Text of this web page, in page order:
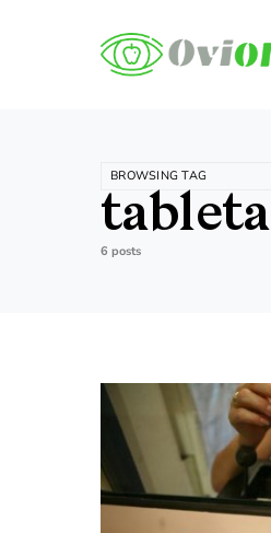
BROWSING TAG
tableta
6 posts